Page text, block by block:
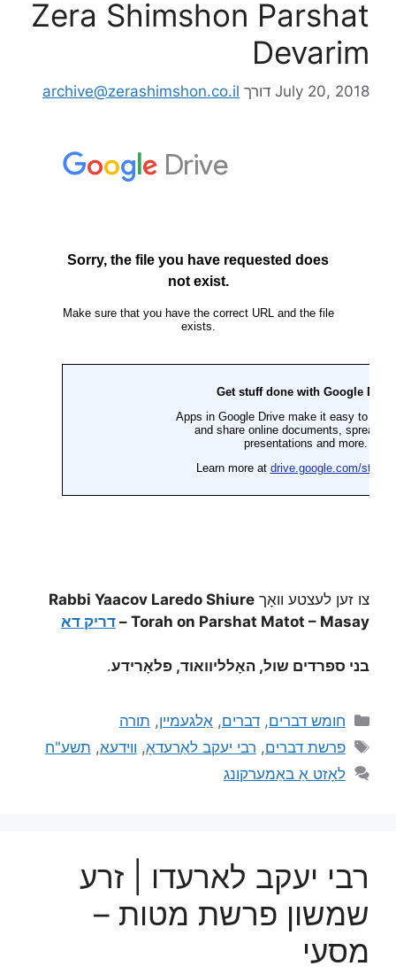
Zera Shimshon Parshat
Devarim
July 20, 2018 דורך archive@zerashimshon.co.il
צו זען לעצטע וואָך Rabbi Yaacov Laredo Shiure
Torah on Parshat Matot – Masay –
דריק דא
בני ספרדים שול, האָלליוואוד, פלאָרידע.
חומש דברים,דברים,אַלגעמיין, תורה
פרשת דברים, רבי יעקב לאַרעדאָ, ווידעא, תשע"ח
לאָזט אַ באַמערקונג
רבי יעקב לארעדו | זרע
שמשון פרשת מטות –
מסעי